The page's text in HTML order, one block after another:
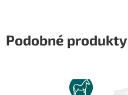
Podobné produkty
KUN